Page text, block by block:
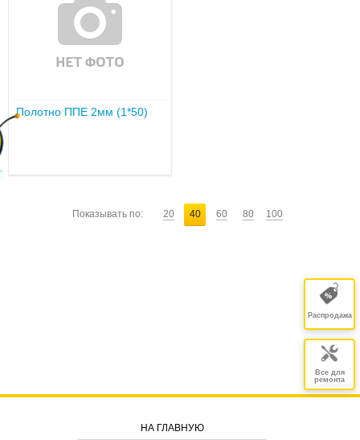
Полотно ППЕ 2мм (1*50)
Показывать по: 20 40 60 80 100
Распродажа
Все для
ремонта
НА ГЛАВНУЮ